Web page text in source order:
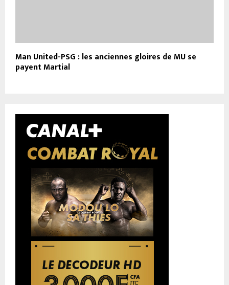
Man United-PSG : les anciennes gloires de MU se
payent Martial